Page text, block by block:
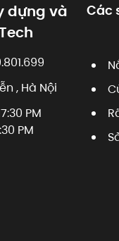
dựng và
, Hà Nội
PM
PM
Các